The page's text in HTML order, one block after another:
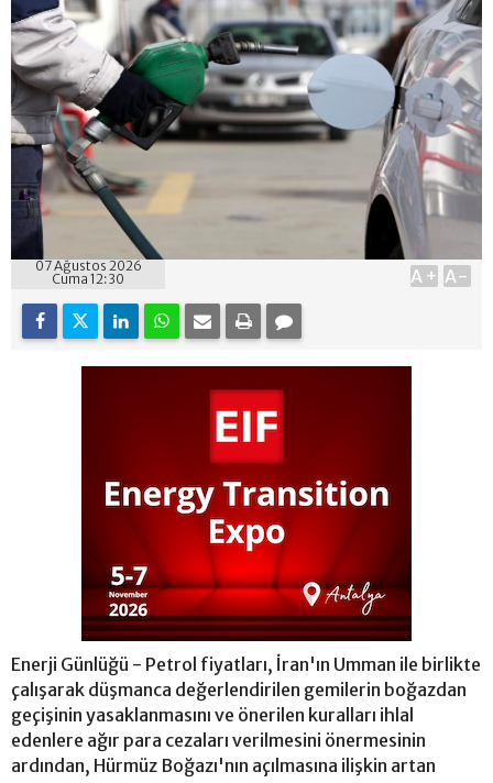
07 Ağustos 2026
Cuma 12:30
A+ A-
Enerji Günlüğü - Petrol fiyatları, İran'ın Umman ile birlikte
çalışarak düşmanca değerlendirilen gemilerin boğazdan
geçişinin yasaklanmasını ve önerilen kuralları ihlal
edenlere ağır para cezaları verilmesini önermesinin
ardından, Hürmüz Boğazı'nın açılmasına ilişkin artan